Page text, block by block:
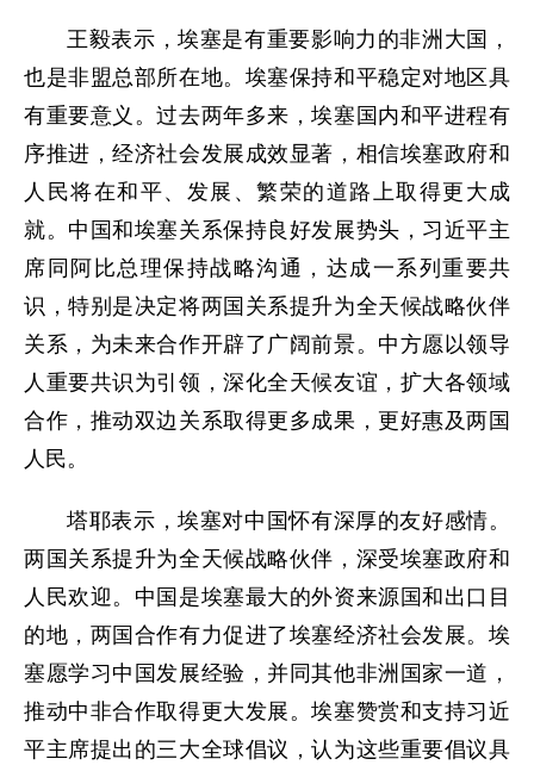
王毅表示，埃塞是有重要影响力的非洲大国，
也是非盟总部所在地。埃塞保持和平稳定对地区具
有重要意义。过去两年多来，埃塞国内和平进程有
序推进，经济社会发展成效显著，相信埃塞政府和
人民将在和平、发展、繁荣的道路上取得更大成
就。中国和埃塞关系保持良好发展势头，习近平主
席同阿比总理保持战略沟通，达成一系列重要共
识，特别是决定将两国关系提升为全天候战略伙伴
关系，为未来合作开辟了广阔前景。中方愿以领导
人重要共识为引领，深化全天候友谊，扩大各领域
合作，推动双边关系取得更多成果，更好惠及两国
人民。
塔耶表示，埃塞对中国怀有深厚的友好感情。
两国关系提升为全天候战略伙伴，深受埃塞政府和
人民欢迎。中国是埃塞最大的外资来源国和出口目
的地，两国合作有力促进了埃塞经济社会发展。埃
塞愿学习中国发展经验，并同其他非洲国家一道，
推动中非合作取得更大发展。埃塞赞赏和支持习近
平主席提出的三大全球倡议，认为这些重要倡议具